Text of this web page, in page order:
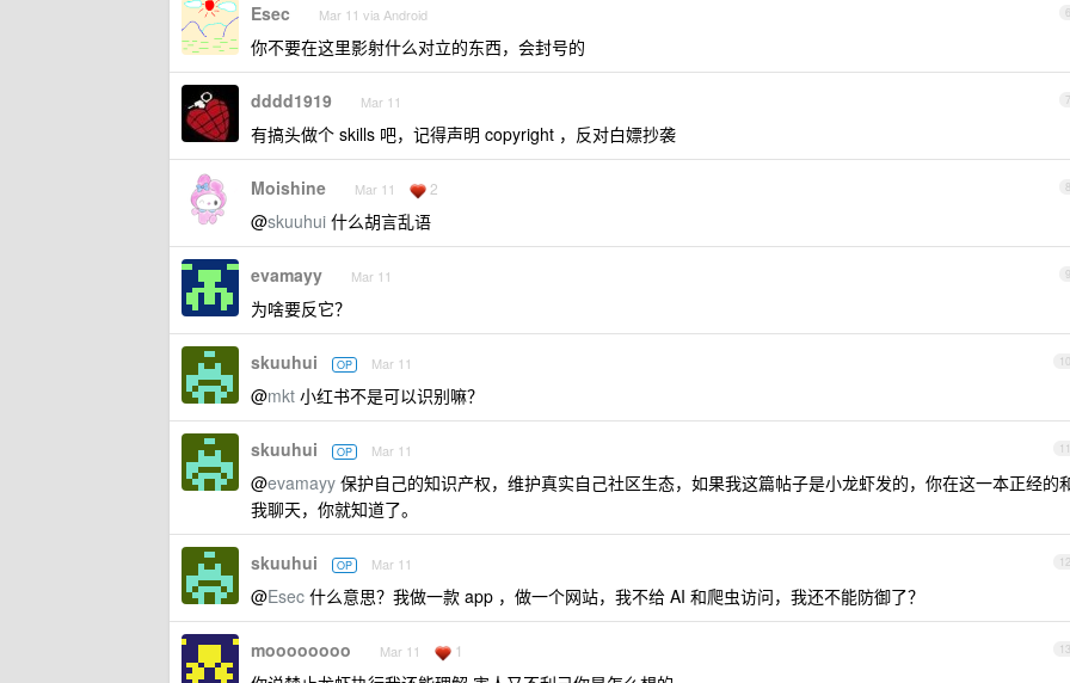
6
Esec Mar 11 via Android
你不要在这里影射什么对立的东西，会封号的
7
dddd1919 Mar 11
有搞头做个 skills 吧，记得声明 copyright ，反对白嫖抄袭
8
Moishine Mar 11 2
@skuuhui 什么胡言乱语
9
evamayy Mar 11
为啥要反它？
10
skuuhui OP Mar 11
@mkt 小红书不是可以识别嘛？
11
skuuhui OP Mar 11
@evamayy 保护自己的知识产权，维护真实自己社区生态，如果我这篇帖子是小龙虾发的，你在这一本正经的
我聊天，你就知道了。
12
skuuhui OP Mar 11
@Esec 什么意思？我做一款 app ，做一个网站，我不给 AI 和爬虫访问，我还不能防御了？
13
moooooooo Mar 11 1